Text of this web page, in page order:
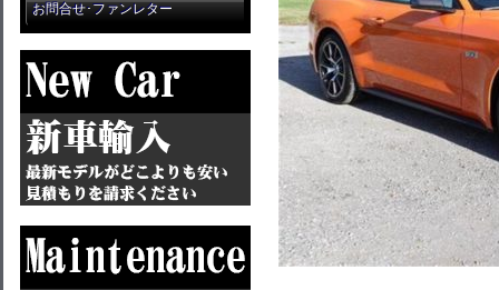
お問合せ･ファンレター